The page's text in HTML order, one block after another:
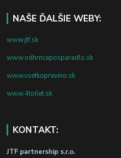
NAŠE ĎALŠIE WEBY:
www.jtf.sk
www.odhrncaposparadlo.sk
www.vsetkoprevino.sk
www.4toilet.sk
KONTAKT:
JTF partnership s.r.o.